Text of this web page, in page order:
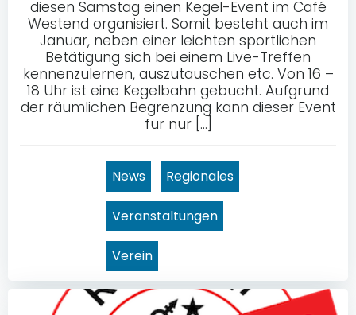
diesen Samstag einen Kegel-Event im Café
Westend organisiert. Somit besteht auch im
Januar, neben einer leichten sportlichen
Betätigung sich bei einem Live-Treffen
kennenzulernen, auszutauschen etc. Von 16 –
18 Uhr ist eine Kegelbahn gebucht. Aufgrund
der räumlichen Begrenzung kann dieser Event
für nur […]
News Regionales
Veranstaltungen
Verein